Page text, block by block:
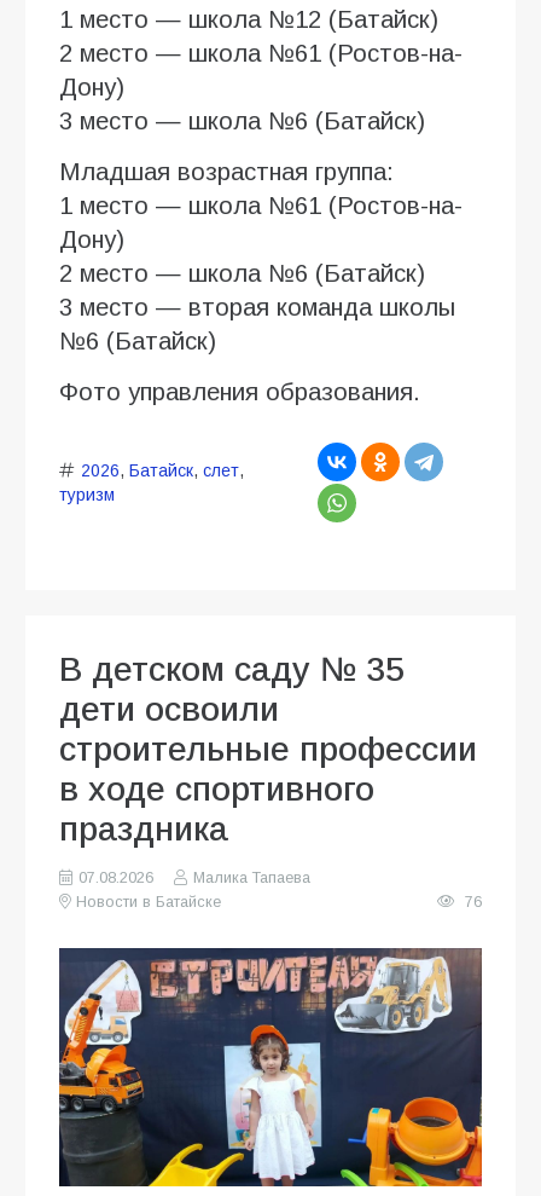
1 место — школа №12 (Батайск)
2 место — школа №61 (Ростов-на-
Дону)
3 место — школа №6 (Батайск)
Младшая возрастная группа:
1 место — школа №61 (Ростов-на-
Дону)
2 место — школа №6 (Батайск)
3 место — вторая команда школы
№6 (Батайск)
Фото управления образования.
2026, Батайск, слет,
туризм
В детском саду № 35
дети освоили
строительные профессии
в ходе спортивного
праздника
07.08.2026
Малика Тапаева
Новости в Батайске
76